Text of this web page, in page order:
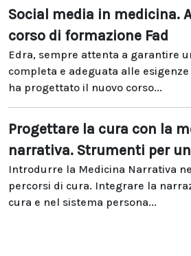
Social media in medicina.
corso di formazione Fad
Edra, sempre attenta a garantire
completa e adeguata alle
ha progettato il nuovo corso...
Progettare la cura con la
narrativa. Strumenti per
Introdurre la Medicina Narrativa
percorsi di cura. Integrare la
cura e nel sistema persona...